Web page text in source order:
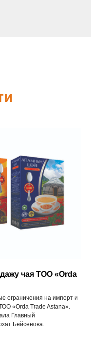
чая ТОО «Orda
ограничения на импорт и
«Orda Trade Astana».
Главный
Бейсенова.